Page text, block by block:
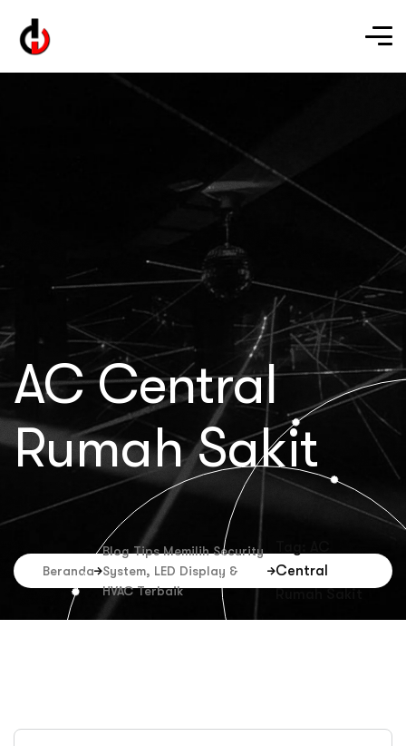
AC Central
Rumah Sakit
Beranda
Blog Tips Memilih Security
System, LED Display &
HVAC Terbaik
Central